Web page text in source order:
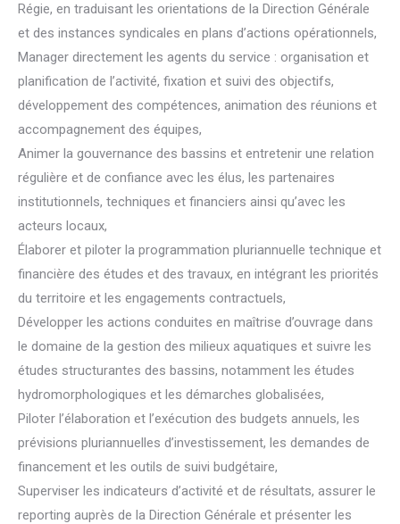
Régie, en traduisant les orientations de la Direction Générale
et des instances syndicales en plans d’actions opérationnels,
Manager directement les agents du service : organisation et
planification de l’activité, fixation et suivi des objectifs,
développement des compétences, animation des réunions et
accompagnement des équipes,
Animer la gouvernance des bassins et entretenir une relation
régulière et de confiance avec les élus, les partenaires
institutionnels, techniques et financiers ainsi qu’avec les
acteurs locaux,
Élaborer et piloter la programmation pluriannuelle technique et
financière des études et des travaux, en intégrant les priorités
du territoire et les engagements contractuels,
Développer les actions conduites en maîtrise d’ouvrage dans
le domaine de la gestion des milieux aquatiques et suivre les
études structurantes des bassins, notamment les études
hydromorphologiques et les démarches globalisées,
Piloter l’élaboration et l’exécution des budgets annuels, les
prévisions pluriannuelles d’investissement, les demandes de
financement et les outils de suivi budgétaire,
Superviser les indicateurs d’activité et de résultats, assurer le
reporting auprès de la Direction Générale et présenter les